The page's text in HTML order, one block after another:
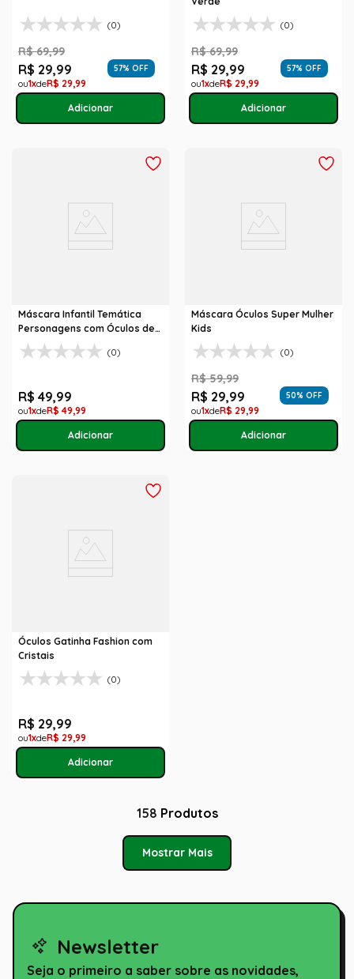
(0)
R$ 69,99
R$ 29,99 57% OFF
1 R$ 29,99
(0)
R$ 69,99
R$ 29,99 57% OFF
1 R$ 29,99
Máscara Infantil Temática
Personagens com Óculos de
Sol com Proteção UV 400
(0)
R$ 49,99
1 R$ 49,99
Máscara Óculos Super Mulher
Kids
(0)
R$ 59,99
R$ 29,99 50% OFF
1 R$ 29,99
Óculos Gatinha Fashion com
Cristais
(0)
R$ 29,99
1 R$ 29,99
158 Produtos
Mostrar Mais
Newsletter
Seja o primeiro a saber sobre as novidades,